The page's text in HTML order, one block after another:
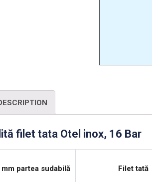
filet tata Otel inox, 16 Bar
partea sudabilă Filet tată